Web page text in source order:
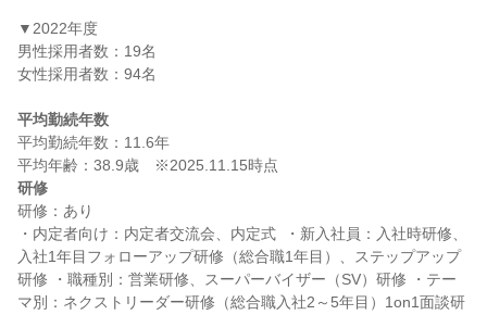
▼2022年度
男性採用者数：19名
女性採用者数：94名
平均勤続年数
平均勤続年数：11.6年
研修
研修：あり
・内定者向け：内定者交流会、内定式  ・新入社員：入社時研修、
入社1年目フォローアップ研修（総合職1年目）、ステップアップ
研修 ・職種別：営業研修、スーパーバイザー（SV）研修 ・テー
マ別：ネクストリーダー研修（総合職入社2～5年目）1on1面談研